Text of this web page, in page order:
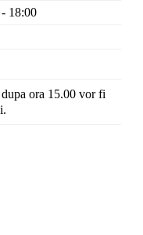
18:00
ora 15.00 vor fi